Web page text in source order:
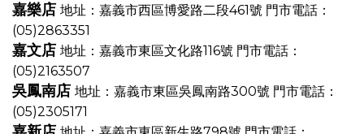
嘉樂店 地址：嘉義市西區博愛路二段461號 門市電話：
(05)2863351
嘉文店 地址：嘉義市東區文化路116號 門市電話：
(05)2163507
吳鳳南店 地址：嘉義市東區吳鳳南路300號 門市電話：
(05)2305171